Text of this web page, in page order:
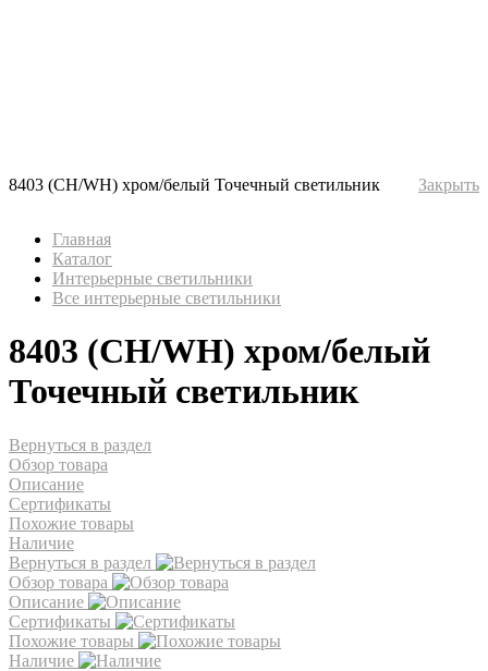
8403 (CH/WH) хром/белый Точечный светильник Закрыть
Главная
Каталог
Интерьерные светильники
Все интерьерные светильники
8403 (CH/WH) хром/белый
Точечный светильник
Вернуться в раздел
Обзор товара
Описание
Сертификаты
Похожие товары
Наличие
Вернуться в раздел
Обзор товара
Описание
Сертификаты
Похожие товары
Наличие